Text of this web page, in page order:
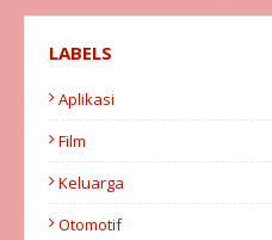
Agustus
April1
Januari
September
Juni1
LABELS
Aplikasi
Film
Keluarga
Otomotif